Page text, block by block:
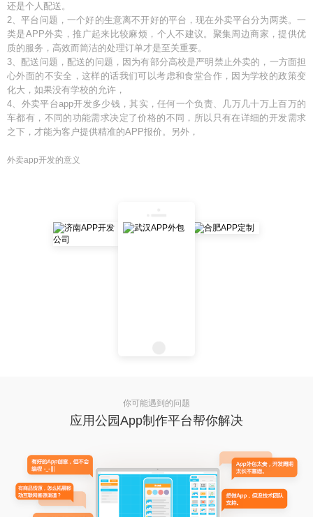
还是个人配送。
2、平台问题，一个好的生意离不开好的平台，现在外卖平台分为两类。一
类是APP外卖，推广起来比较麻烦，个人不建议。聚集周边商家，提供优
质的服务，高效而简洁的处理订单才是至关重要。
3、配送问题，配送的问题，因为有部分高校是严明禁止外卖的，一方面担
心外面的不安全，这样的话我们可以考虑和食堂合作，因为学校的政策变
化大，如果没有学校的允许，
4、外卖平台app开发多少钱，其实，任何一个负责、几万几十万上百万的
车都有，不同的功能需求决定了价格的不同，所以只有在详细的开发需求
之下，才能为客户提供精准的APP报价。另外，
外卖app开发的意义
你可能遇到的问题
应用公园App制作平台帮你解决